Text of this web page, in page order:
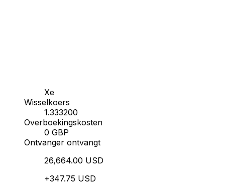
Xe
Wisselkoers
1.333200
Overboekingskosten
0 GBP
Ontvanger ontvangt
26,664.00 USD
+347.75 USD